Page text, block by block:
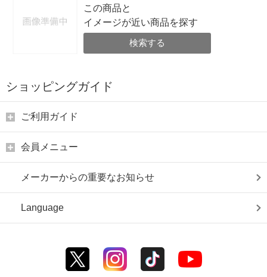
この商品と
イメージが近い商品を探す
検索する
ショッピングガイド
ご利用ガイド
会員メニュー
メーカーからの重要なお知らせ
Language